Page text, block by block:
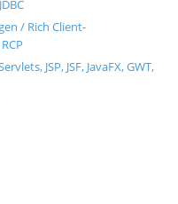
/ Rich Client-
JSP, JSF, JavaFX, GWT,